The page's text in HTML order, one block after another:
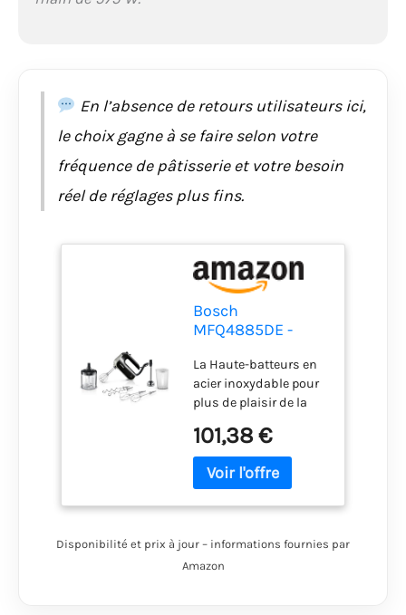
En l’absence de retours utilisateurs ici,
le choix gagne à se faire selon votre
fréquence de pâtisserie et votre besoin
réel de réglages plus fins.
Bosch
MFQ4885DE -
La Haute-batteurs en
acier inoxydable pour
plus de plaisir de la
puissant Moteur à 575
W pour de meilleurs
résultats Silencieux,
nombreux
101,38 €
Disponibilité et prix à jour – informations fournies par
Amazon